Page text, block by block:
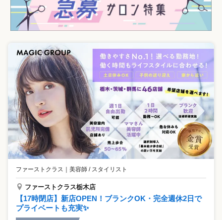
ファーストクラス 美容師 / スタイリスト
ファーストクラス栃木店
【17時閉店】新店OPEN！ブランクOK・完全週休2日で
プライベートも充実✨